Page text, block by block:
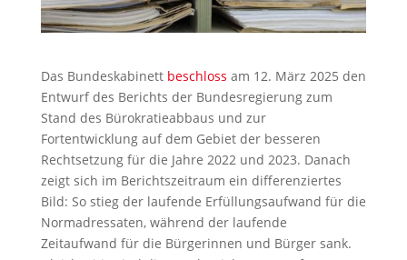
Das Bundeskabinett beschloss am 12. März 2025 den
Entwurf des Berichts der Bundesregierung zum
Stand des Bürokratieabbaus und zur
Fortentwicklung auf dem Gebiet der besseren
Rechtsetzung für die Jahre 2022 und 2023. Danach
zeigt sich im Berichtszeitraum ein differenziertes
Bild: So stieg der laufende Erfüllungsaufwand für die
Normadressaten, während der laufende
Zeitaufwand für die Bürgerinnen und Bürger sank.